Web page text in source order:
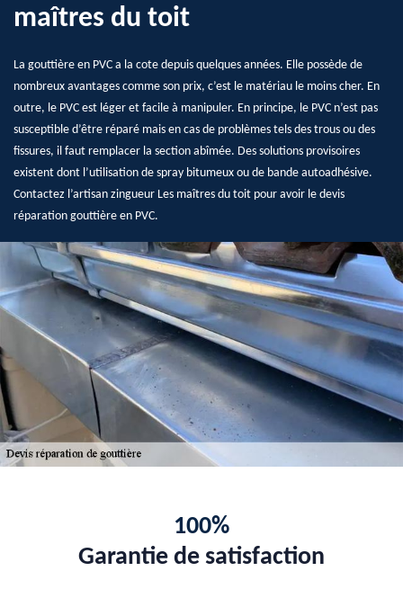
maîtres du toit
La gouttière en PVC a la cote depuis quelques années. Elle possède de
nombreux avantages comme son prix, c’est le matériau le moins cher. En
outre, le PVC est léger et facile à manipuler. En principe, le PVC n’est pas
susceptible d’être réparé mais en cas de problèmes tels des trous ou des
fissures, il faut remplacer la section abîmée. Des solutions provisoires
existent dont l’utilisation de spray bitumeux ou de bande autoadhésive.
Contactez l’artisan zingueur Les maîtres du toit pour avoir le devis
réparation gouttière en PVC.
100%
Garantie de satisfaction